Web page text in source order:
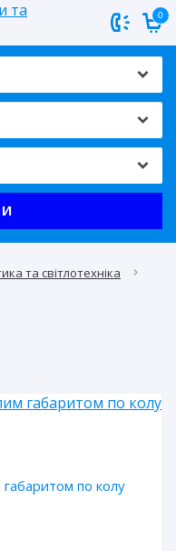
0
та світлотехніка
по колу